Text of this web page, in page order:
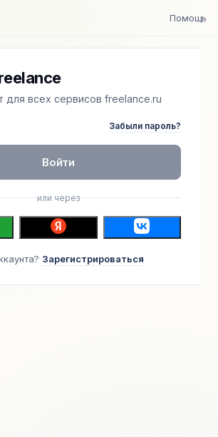
Помощь
для всех сервисов freelance.ru
Забыли пароль?
Войти
или через
Зарегистрироваться